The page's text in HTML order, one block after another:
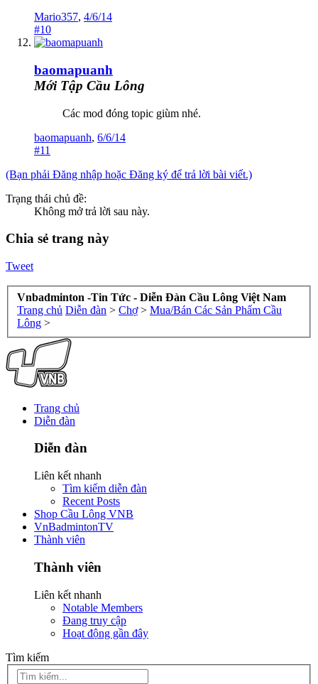
Mario357, 4/6/14
#10
baomapuanh
Mới Tập Cầu Lông
Các mod đóng topic giùm nhé.
baomapuanh, 6/6/14
#11
(Bạn phải Đăng nhập hoặc Đăng ký để trả lời bài viết.)
Trạng thái chủ đề:
Không mở trả lời sau này.
Chia sẻ trang này
Tweet
Vnbadminton -Tin Tức - Diễn Đàn Cầu Lông Việt Nam
Trang chủ Diễn đàn > Chợ > Mua/Bán Các Sản Phẩm Cầu
Lông >
Trang chủ
Diễn đàn
Diễn đàn
Liên kết nhanh
Tìm kiếm diễn đàn
Recent Posts
Shop Cầu Lông VNB
VnBadmintonTV
Thành viên
Thành viên
Liên kết nhanh
Notable Members
Đang truy cập
Hoạt động gần đây
Tìm kiếm